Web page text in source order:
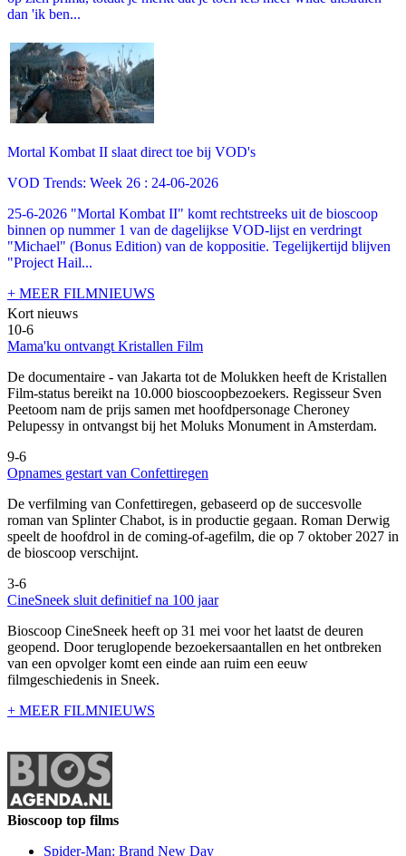
dan 'ik ben...
Mortal Kombat II slaat direct toe bij VOD's
VOD Trends: Week 26 : 24-06-2026
25-6-2026 "Mortal Kombat II" komt rechtstreeks uit de bioscoop
binnen op nummer 1 van de dagelijkse VOD-lijst en verdringt
"Michael" (Bonus Edition) van de koppositie. Tegelijkertijd blijven
"Project Hail...
+ MEER FILMNIEUWS
Kort nieuws
10-6
Mama'ku ontvangt Kristallen Film
De documentaire - van Jakarta tot de Molukken heeft de Kristallen
Film-status bereikt na 10.000 bioscoopbezoekers. Regisseur Sven
Peetoom nam de prijs samen met hoofdpersonage Cheroney
Pelupessy in ontvangst bij het Moluks Monument in Amsterdam.
9-6
Opnames gestart van Confettiregen
De verfilming van Confettiregen, gebaseerd op de succesvolle
roman van Splinter Chabot, is in productie gegaan. Roman Derwig
speelt de hoofdrol in de coming-of-agefilm, die op 7 oktober 2027 in
de bioscoop verschijnt.
3-6
CineSneek sluit definitief na 100 jaar
Bioscoop CineSneek heeft op 31 mei voor het laatst de deuren
geopend. Door teruglopende bezoekersaantallen en het ontbreken
van een opvolger komt een einde aan ruim een eeuw
filmgeschiedenis in Sneek.
+ MEER FILMNIEUWS
Bioscoop top films
Spider-Man: Brand New Day